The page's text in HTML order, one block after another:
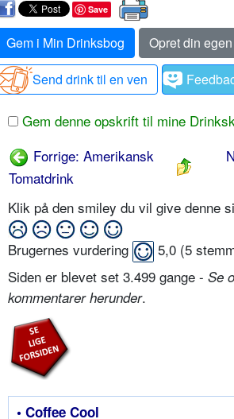
Save
Gem i Min Drinksbog
Opret din
Send drink til en ven
Gem denne opskrift til mine
Forrige: Amerikansk
Tomatdrink
Klik på den smiley du vil give denne
Brugernes vurdering 5,0 (5
Siden er blevet set 3.499 gange - Se
kommentarer herunder.
• Coffee Cool